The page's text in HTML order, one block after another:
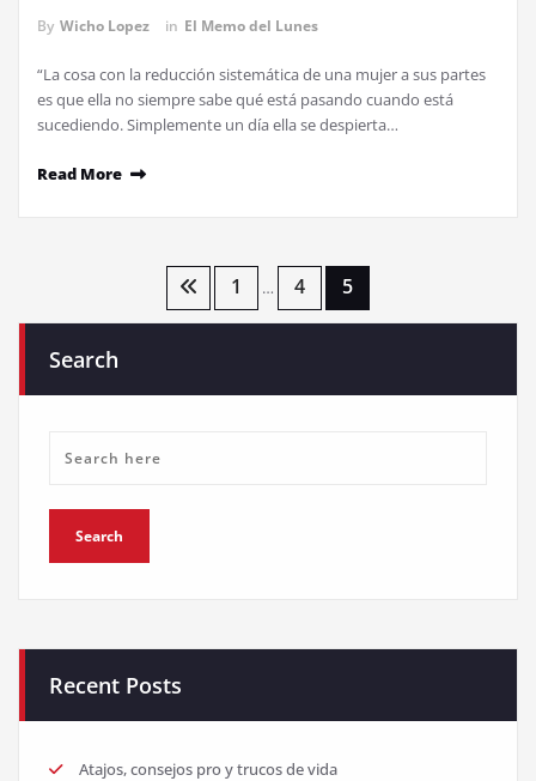
By Wicho Lopez in El Memo del Lunes
“La cosa con la reducción sistemática de una mujer a sus partes
es que ella no siempre sabe qué está pasando cuando está
sucediendo. Simplemente un día ella se despierta…
Read More
navigation
1 … 4 5
Search
Recent Posts
Atajos, consejos pro y trucos de vida